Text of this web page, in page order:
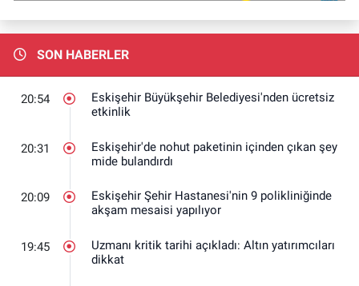
SON HABERLER
20:54
Eskişehir Büyükşehir Belediyesi'nden ücretsiz
etkinlik
20:31
Eskişehir'de nohut paketinin içinden çıkan şey
mide bulandırdı
20:09
Eskişehir Şehir Hastanesi'nin 9 polikliniğinde
akşam mesaisi yapılıyor
19:45
Uzmanı kritik tarihi açıkladı: Altın yatırımcıları
dikkat